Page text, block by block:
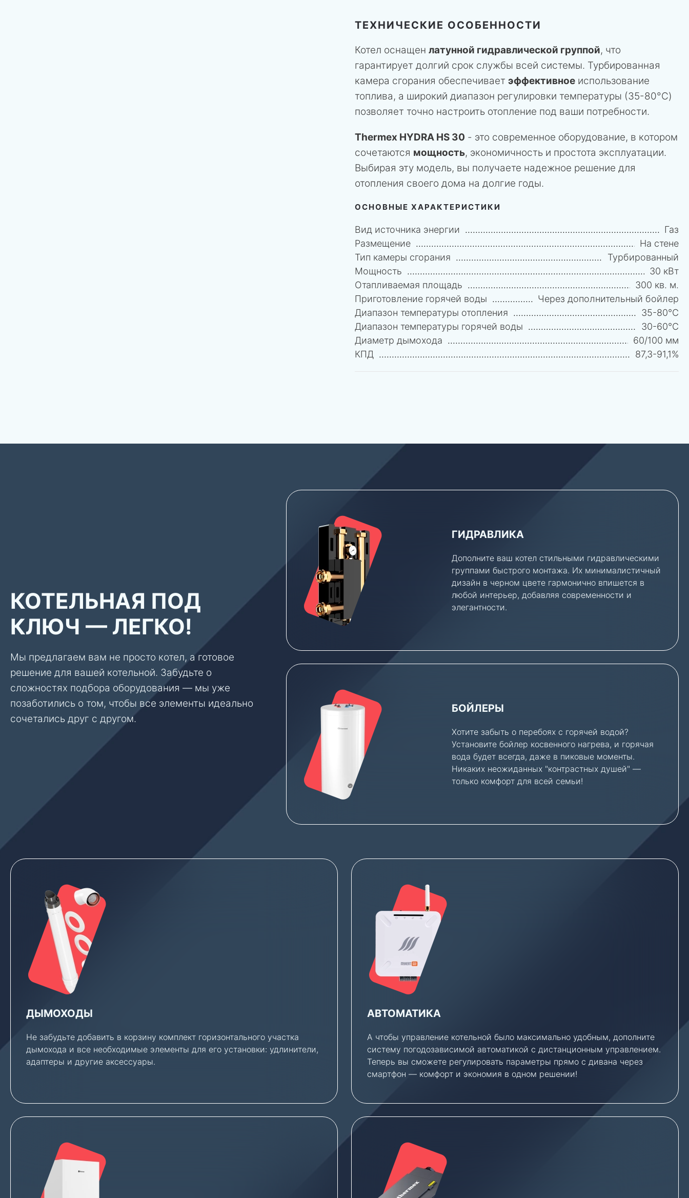
ТЕХНИЧЕСКИЕ ОСОБЕННОСТИ
Котел оснащен латунной гидравлической группой, что
гарантирует долгий срок службы всей системы. Турбированная
камера сгорания обеспечивает эффективное использование
топлива, а широкий диапазон регулировки температуры (35-80°C)
позволяет точно настроить отопление под ваши потребности.
Thermex HYDRA HS 30 - это современное оборудование, в котором
сочетаются мощность, экономичность и простота эксплуатации.
Выбирая эту модель, вы получаете надежное решение для
отопления своего дома на долгие годы.
ОСНОВНЫЕ ХАРАКТЕРИСТИКИ
Вид источника энергии
Газ
Размещение
На стене
Тип камеры сгорания
Турбированный
Мощность
30 кВт
Отапливаемая площадь
300 кв. м.
Приготовление горячей воды
Через дополнительный бойлер
Диапазон температуры отопления
35-80°C
Диапазон температуры горячей воды
30-60°C
Диаметр дымохода
60/100 мм
КПД
87,3-91,1%
КОТЕЛЬНАЯ ПОД
КЛЮЧ — ЛЕГКО!
Мы предлагаем вам не просто котел, а готовое
решение для вашей котельной. Забудьте о
сложностях подбора оборудования — мы уже
позаботились о том, чтобы все элементы идеально
сочетались друг с другом.
ГИДРАВЛИКА
Дополните ваш котел стильными гидравлическими
группами быстрого монтажа. Их минималистичный
дизайн в черном цвете гармонично впишется в
любой интерьер, добавляя современности и
элегантности.
БОЙЛЕРЫ
Хотите забыть о перебоях с горячей водой?
Установите бойлер косвенного нагрева, и горячая
вода будет всегда, даже в пиковые моменты.
Никаких неожиданных "контрастных душей" —
только комфорт для всей семьи!
ДЫМОХОДЫ
Не забудьте добавить в корзину комплект горизонтального участка
дымохода и все необходимые элементы для его установки: удлинители,
адаптеры и другие аксессуары.
АВТОМАТИКА
А чтобы управление котельной было максимально удобным, дополните
систему погодозависимой автоматикой с дистанционным управлением.
Теперь вы сможете регулировать параметры прямо с дивана через
смартфон — комфорт и экономия в одном решении!